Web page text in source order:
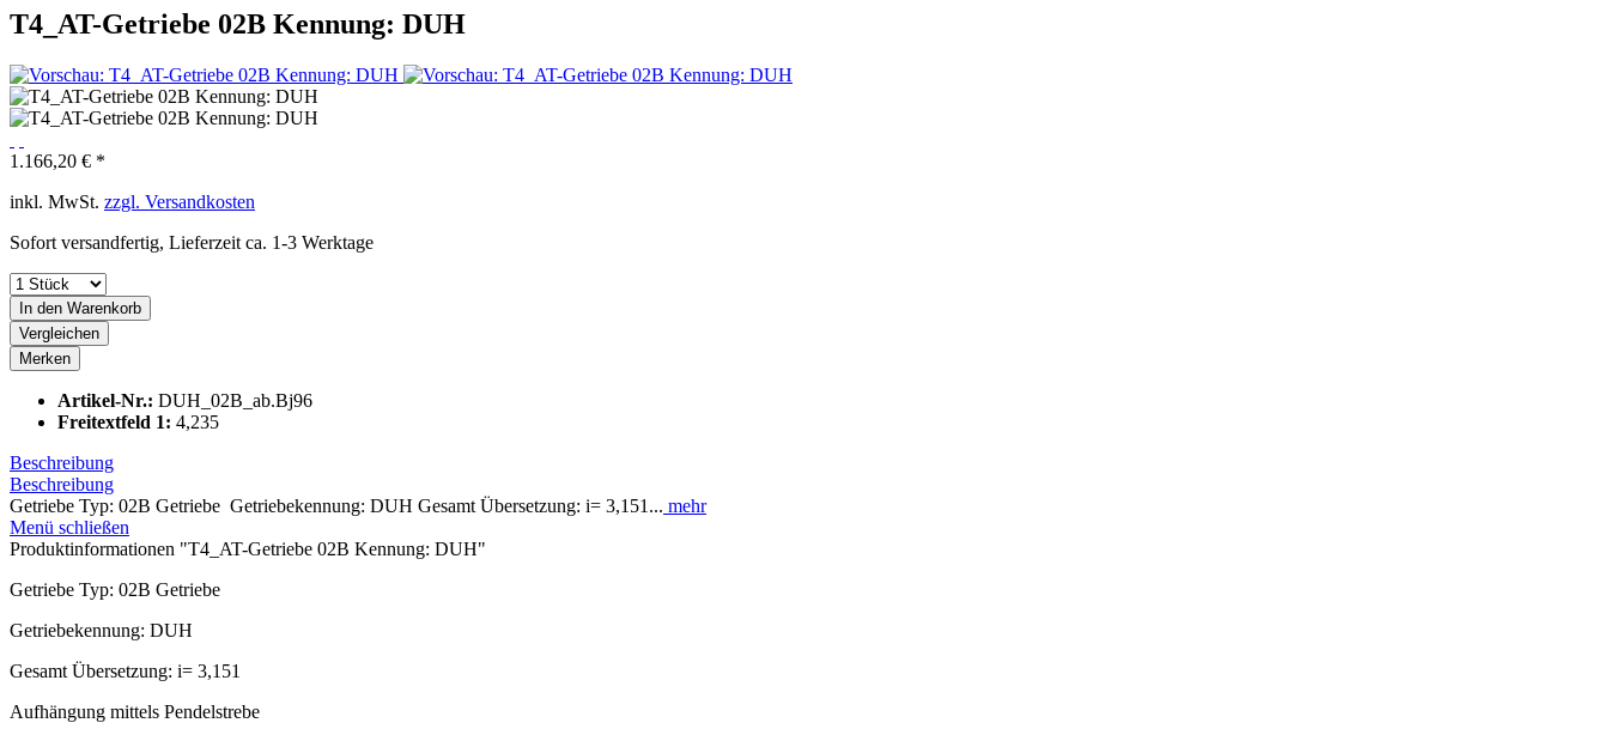
T4_AT-Getriebe 02B Kennung: DUH
1.166,20 € *
inkl. MwSt. zzgl. Versandkosten
Sofort versandfertig, Lieferzeit ca. 1-3 Werktage
In den Warenkorb
Vergleichen
Merken
Artikel-Nr.: DUH_02B_ab.Bj96
Freitextfeld 1: 4,235
Beschreibung
Beschreibung
Getriebe Typ: 02B Getriebe Getriebekennung: DUH Gesamt Übersetzung: i= 3,151... mehr
Menü schließen
Produktinformationen "T4_AT-Getriebe 02B Kennung: DUH"
Getriebe Typ: 02B Getriebe
Getriebekennung: DUH
Gesamt Übersetzung: i= 3,151
Aufhängung mittels Pendelstrebe